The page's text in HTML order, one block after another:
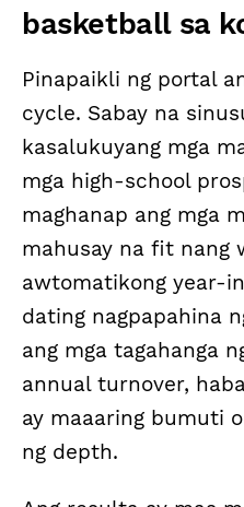
basketball sa
Pinapaikli ng portal
cycle. Sabay na
kasalukuyang mga
mga high-school
maghanap ang mga
mahusay na fit nang
awtomatikong year-
dating nagpapahina
ang mga tagahanga
annual turnover,
ay maaaring bumuti
ng depth.